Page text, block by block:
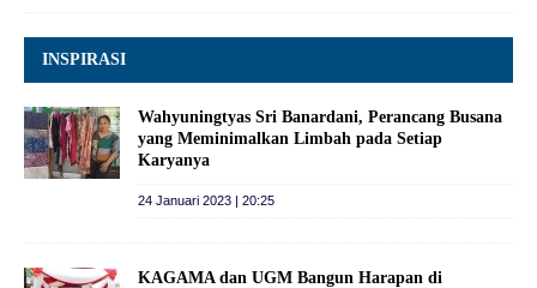
INSPIRASI
Wahyuningtyas Sri Banardani, Perancang Busana
yang Meminimalkan Limbah pada Setiap
Karyanya
24 Januari 2023 | 20:25
KAGAMA dan UGM Bangun Harapan di